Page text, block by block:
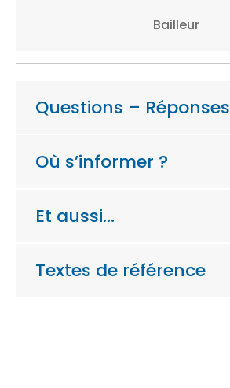
Bailleur
Questions – Réponses
Où s’informer ?
Et aussi…
Textes de référence